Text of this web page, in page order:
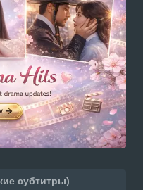
субтитры)